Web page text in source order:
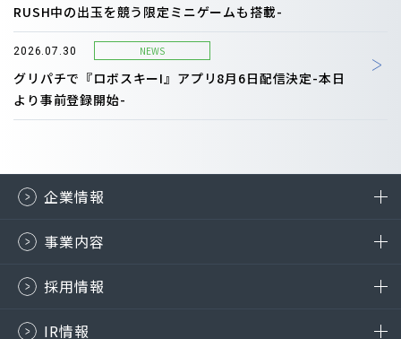
RUSH中の出玉を競う限定ミニゲームも搭載-
2026.07.30 NEWS
グリパチで『ロボスキーI』アプリ8月6日配信決定-本日
より事前登録開始-
企業情報
事業内容
採用情報
IR情報